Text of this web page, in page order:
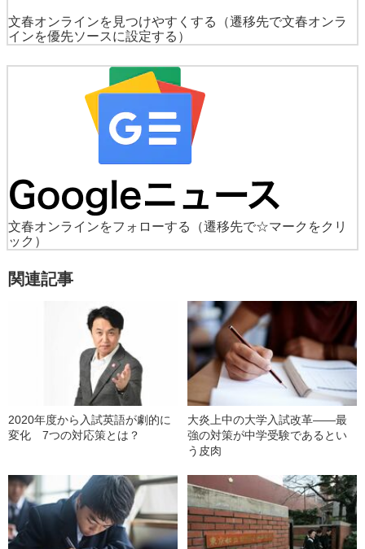
文春オンラインを見つけやすくする
（遷移先で文春オンラ
インを優先ソースに設定する）
文春オンラインをフォローする
（遷移先で☆マークをクリ
ック）
関連記事
2020年度から入試英語が劇的に
変化 7つの対応策とは？
大炎上中の大学入試改革――最
強の対策が中学受験であるとい
う皮肉